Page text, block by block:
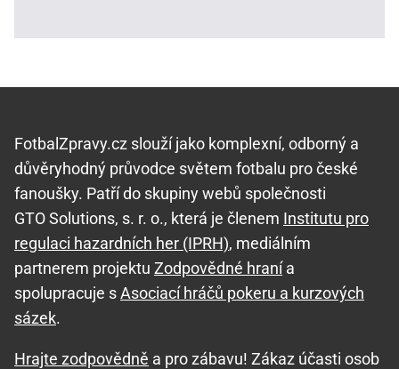
FotbalZpravy.cz slouží jako komplexní, odborný a
důvěryhodný průvodce světem fotbalu pro české
fanoušky. Patří do skupiny webů společnosti
GTO Solutions, s. r. o., která je členem Institutu pro
regulaci hazardních her (IPRH), mediálním
partnerem projektu Zodpovědné hranía
spolupracuje sAsociací hráčů pokeru a kurzových
sázek.
Hrajte zodpovědně a pro zábavu! Zákaz účasti osob